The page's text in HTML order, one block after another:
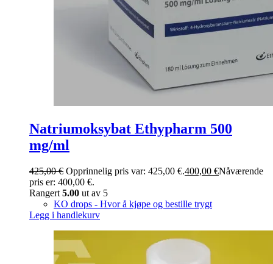
Natriumoksybat Ethypharm 500
mg/ml
425,00€ Opprinnelig pris var: 425,00 €.400,00 €Nåværende
pris er: 400,00 €.
Rangert 5.00 ut av 5
KO drops - Hvor å kjøpe og bestille trygt
Legg i handlekurv